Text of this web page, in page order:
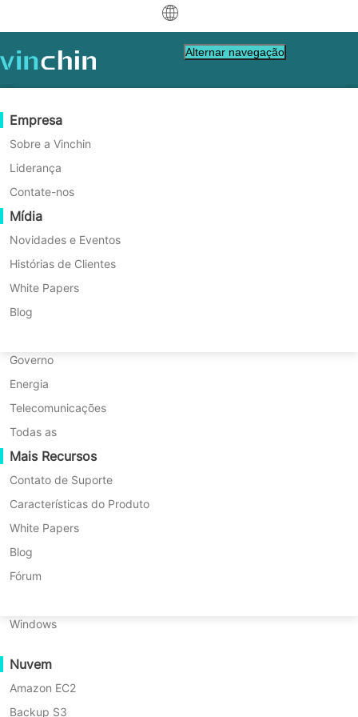
Download Suporte
Contato
de
中文
Proteção de Dados
Backup & Recovery
Replicação em Tempo Real
Proteção Contínua de Dados
Cópia Offsite
Arquivamento
Orquestração de Tarefas
Mobilidade de Cargas de Trabalho
Migração V2V
Migração P2P
Migração C2C
Migração C2V
Migração P2C
Recuperabilidade
Verificação de Recuperação de VM
Verificação de Recuperação do SO
Segurança de Dados
Backup para a Nuvem
Conformidade com o GDPR
Virtual
VMware
Hyper-V
Proxmox
XCP-ng
oVirt
H3C CAS/UIS
ZStack
Sangfor HCI
Huawei FusionCompute
Red Hat Virtualization
Oracle OLVM
XenServer/Citrix Hypervisor
KayGrid
InCloud Sphere
Arcfra
FusionOne Compute
NexaVM
Servidor Físico
Windows
Nuvem
Amazon EC2
Backup S3
Recursos de Suporte
Base de Conhecimento
Como vídeos fazer
Centro de Ajuda
Eventos ao vivo
Webinars
Demonstração ao Vivo
Histórias de Clientes
Serviços de TI
Governo
Energia
Telecomunicações
Todas as
Mais Recursos
Contato de Suporte
Características do Produto
White Papers
Blog
Fórum
Guia de Compra
Aprenda Como Comprar
Política de Licenciamento
Perguntas frequentes
Contact
Pedir uma Cotação
Torne-se um Parceiro
Programa de Parceria
Torne-se um Parceiro
Encontre um Parceiro
Encontre um Parceiro Local
Já é parceiro
Portal de Parceiros - Login
Empresa
Sobre a Vinchin
Liderança
Contate-nos
Mídia
Novidades e Eventos
Histórias de Clientes
White Papers
Blog
Alternar navegação
Início VM Tips
Barramento SCSI Funciona no
VMware?
O compartilhamento de barramento SCSI
permite que várias VMs acessem o mesmo
disco no VMware. Este guia aborda suas
para criar clusters robustos com confiança.
Índice
VMware?
acessem o mesmo disco
simultaneamente. Essa capacidade é
essencial ao construir clusters de alta